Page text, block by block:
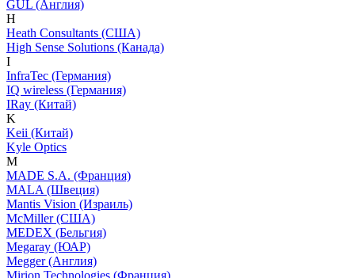
GUL (Англия)
H
Heath Consultants (США)
High Sense Solutions (Канада)
I
InfraTec (Германия)
IQ wireless (Германия)
IRay (Китай)
K
Keii (Китай)
Kyle Optics
M
MADE S.A. (Франция)
MALA (Швеция)
Mantis Vision (Израиль)
McMiller (США)
MEDEX (Бельгия)
Megaray (ЮАР)
Megger (Англия)
Mirion Technologies (Франция)